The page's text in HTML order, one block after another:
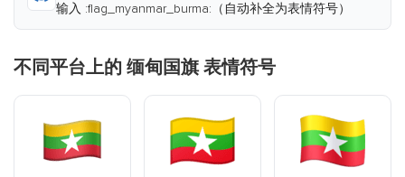
输入 :flag_myanmar_burma:（自动补全为表情符号）
不同平台上的 缅甸国旗 表情符号